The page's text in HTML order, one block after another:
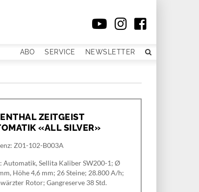
ABO SERVICE NEWSLETTER
ZEITGEIST
«ALL SILVER»
Z01-102-B003A
Automatik, Sellita Kaliber SW200-1; Ø
Höhe 4,6 mm; 26 Steine; 28.800 A/h;
Rotor; Gangreserve 38 Std.